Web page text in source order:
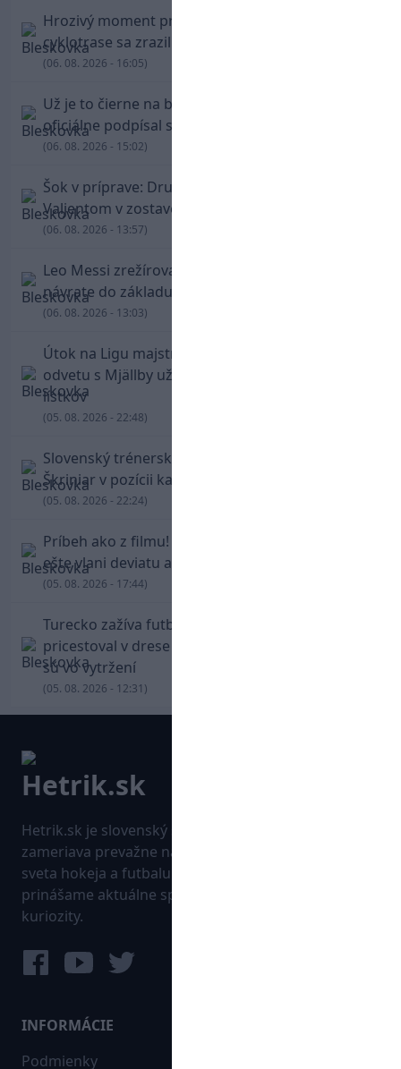
Hrozivý moment pre Zdena Cháru! Na
cyklotrase sa zrazil s bežcom
(06. 08. 2026 - 16:05)
Už je to čierne na bielom: Mohamed Salah
oficiálne podpísal s Trabzonsporom
(06. 08. 2026 - 15:02)
Šok v príprave: Druholigová Mallorca s
Valjentom v zostave zdolala PSG
(06. 08. 2026 - 13:57)
Leo Messi zrežíroval obrat Interu Miami, pri
návrate do základu strelil dva góly
(06. 08. 2026 - 13:03)
Útok na Ligu majstrov láka! Slovan hlási na
odvetu s Mjällby už viac ako 13-tisíc predaných
lístkov
(05. 08. 2026 - 22:48)
Slovenský trénerský súboj pre Borbélyho,
Škriniar v pozícii kapitána potiahol Fenerbahce
(05. 08. 2026 - 22:24)
Príbeh ako z filmu! Hrdina Slovana Kianga hral
ešte vlani deviatu anglickú ligu
(05. 08. 2026 - 17:44)
Turecko zažíva futbalové šialenstvo! Salah
pricestoval v drese Trabzonsporu, fanúšikovia
sú vo vytržení
(05. 08. 2026 - 12:31)
Hetrik.sk je slovenský športový portál, ktorý sa
zameriava prevažne na najnovšie informácie zo
sveta hokeja a futbalu. Pravidelne na dennej báze
prinášame aktuálne správy, góly, zaujímavosti a
kuriozity.
INFORMÁCIE
Podmienky